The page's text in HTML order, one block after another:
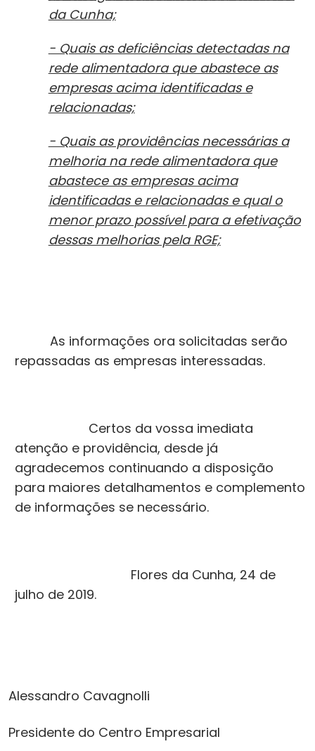
da Cunha;
- Quais as deficiências detectadas na
rede alimentadora que abastece as
empresas acima identificadas e
relacionadas;
- Quais as providências necessárias a
melhoria na rede alimentadora que
abastece as empresas acima
identificadas e relacionadas e qual o
menor prazo possível para a efetivação
dessas melhorias pela RGE;
As informações ora solicitadas serão
repassadas as empresas interessadas.
Certos da vossa imediata
atenção e providência, desde já
agradecemos continuando a disposição
para maiores detalhamentos e complemento
de informações se necessário.
Flores da Cunha, 24 de
julho de 2019.
Alessandro Cavagnolli
Presidente do Centro Empresarial